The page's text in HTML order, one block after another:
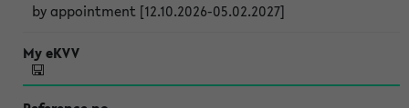
by appointment [12.10.2026-05.02.2027]